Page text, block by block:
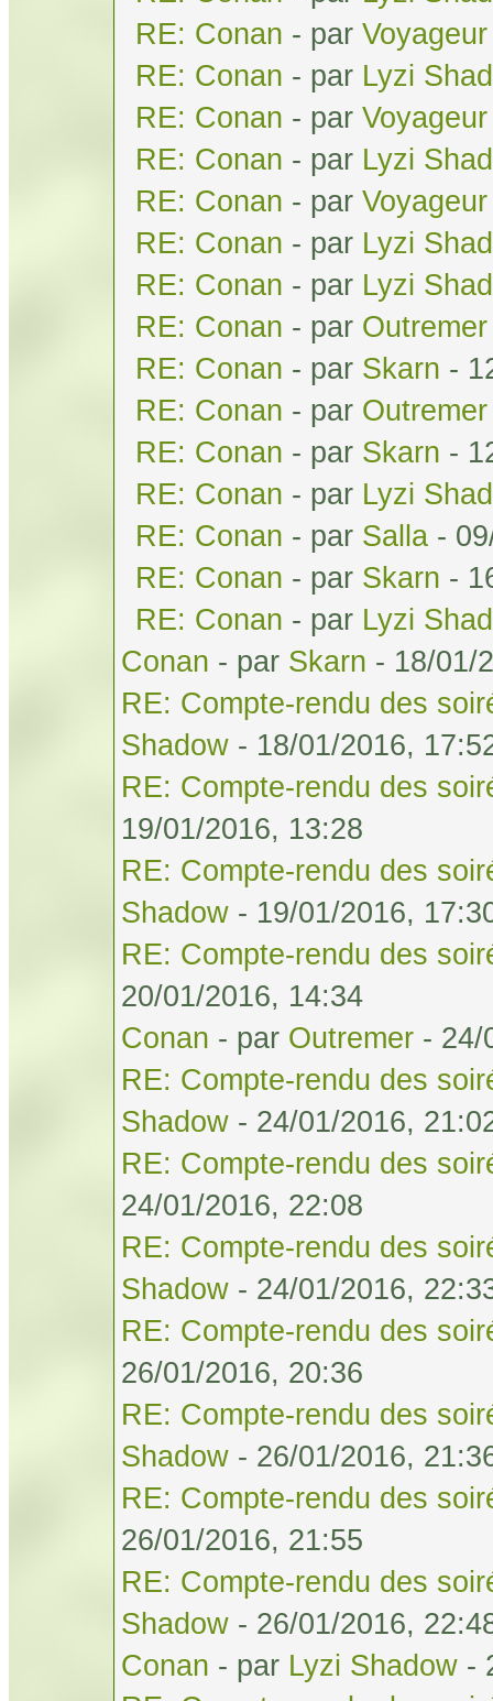
RE: Conan - par
RE: Conan - par Lyzi
RE: Conan - par
RE: Conan - par Lyzi
RE: Conan - par
RE: Conan - par Lyzi
RE: Conan - par Lyzi
RE: Conan - par Outremer
RE: Conan - par Skarn -
RE: Conan - par Outremer
RE: Conan - par Skarn -
RE: Conan - par Lyzi
RE: Conan - par Salla -
RE: Conan - par Skarn -
RE: Conan - par Lyzi
Conan - par Skarn - 18/01/
RE: Compte-rendu des
Shadow - 18/01/2016,
RE: Compte-rendu des
19/01/2016, 13:28
RE: Compte-rendu des
Shadow - 19/01/2016,
RE: Compte-rendu des
20/01/2016, 14:34
Conan - par Outremer - 24/
RE: Compte-rendu des
Shadow - 24/01/2016,
RE: Compte-rendu des
24/01/2016, 22:08
RE: Compte-rendu des
Shadow - 24/01/2016,
RE: Compte-rendu des
26/01/2016, 20:36
RE: Compte-rendu des
Shadow - 26/01/2016,
RE: Compte-rendu des
26/01/2016, 21:55
RE: Compte-rendu des
Shadow - 26/01/2016,
Conan - par Lyzi Shadow -